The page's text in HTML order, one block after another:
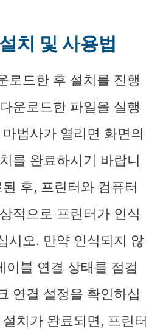
치 및 사용법
로드한 후 설치를 진행
운로드한 파일을 실행
법사가 열리면 화면의
를 완료하시기 바랍니
후, 프린터와 컴퓨터
적으로 프린터가 인식
시오. 만약 인식되지 않
이블 연결 상태를 점검
연결 설정을 확인하십
치가 완료되면, 프린터